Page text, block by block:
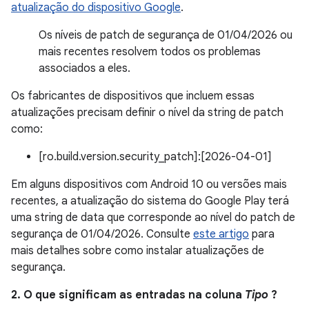
atualização do dispositivo Google.
Os níveis de patch de segurança de 01/04/2026 ou
mais recentes resolvem todos os problemas
associados a eles.
Os fabricantes de dispositivos que incluem essas
atualizações precisam definir o nível da string de patch
como:
[ro.build.version.security_patch]:[2026-04-01]
Em alguns dispositivos com Android 10 ou versões mais
recentes, a atualização do sistema do Google Play terá
uma string de data que corresponde ao nível do patch de
segurança de 01/04/2026. Consulte este artigo para
mais detalhes sobre como instalar atualizações de
segurança.
2. O que significam as entradas na coluna Tipo ?